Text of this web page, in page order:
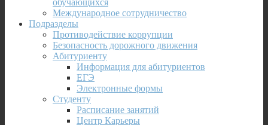
обучающихся
Международное сотрудничество
Подразделы
Противодействие коррупции
Безопасность дорожного движения
Абитуриенту
Информация для абитуриентов
ЕГЭ
Электронные формы
Студенту
Расписание занятий
Центр Карьеры